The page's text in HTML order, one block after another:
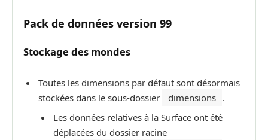
Pack de données version 99
Stockage des mondes
Toutes les dimensions par défaut sont désormais
stockées dans le sous-dossier
dimensions .
Les données relatives à la Surface ont été
déplacées du dossier racine